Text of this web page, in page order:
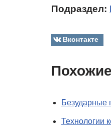
Подраздел:
Вконтакте
Безударные
Технологии